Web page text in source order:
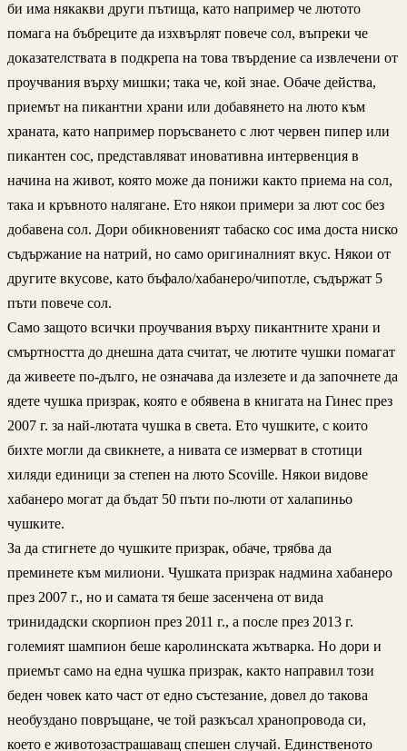
би има някакви други пътища, като например че лютото
помага на бъбреците да изхвърлят повече сол, въпреки че
доказателствата в подкрепа на това твърдение са извлечени от
проучвания върху мишки; така че, кой знае. Обаче действа,
приемът на пикантни храни или добавянето на люто към
храната, като например поръсването с лют червен пипер или
пикантен сос, представляват иновативна интервенция в
начина на живот, която може да понижи както приема на сол,
така и кръвното налягане. Ето някои примери за лют сос без
добавена сол. Дори обикновеният табаско сос има доста ниско
съдържание на натрий, но само оригиналният вкус. Някои от
другите вкусове, като бъфало/хабанеро/чипотле, съдържат 5
пъти повече сол.
Само защото всички проучвания върху пикантните храни и
смъртността до днешна дата считат, че лютите чушки помагат
да живеете по-дълго, не означава да излезете и да започнете да
ядете чушка призрак, която е обявена в книгата на Гинес през
2007 г. за най-лютата чушка в света. Ето чушките, с които
бихте могли да свикнете, а нивата се измерват в стотици
хиляди единици за степен на люто Scoville. Някои видове
хабанеро могат да бъдат 50 пъти по-люти от халапиньо
чушките.
За да стигнете до чушките призрак, обаче, трябва да
преминете към милиони. Чушката призрак надмина хабанеро
през 2007 г., но и самата тя беше засенчена от вида
тринидадски скорпион през 2011 г., а после през 2013 г.
големият шампион беше каролинската жътварка. Но дори и
приемът само на една чушка призрак, както направил този
беден човек като част от едно състезание, довел до такова
необуздано повръщане, че той разкъсал хранопровода си,
което е животозастрашаващ спешен случай. Единственото